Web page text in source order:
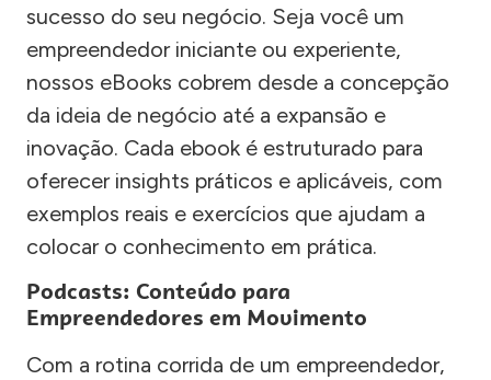
sucesso do seu negócio. Seja você um
empreendedor iniciante ou experiente,
nossos eBooks cobrem desde a concepção
da ideia de negócio até a expansão e
inovação. Cada ebook é estruturado para
oferecer insights práticos e aplicáveis, com
exemplos reais e exercícios que ajudam a
colocar o conhecimento em prática.
Podcasts: Conteúdo para
Empreendedores em Movimento
Com a rotina corrida de um empreendedor,